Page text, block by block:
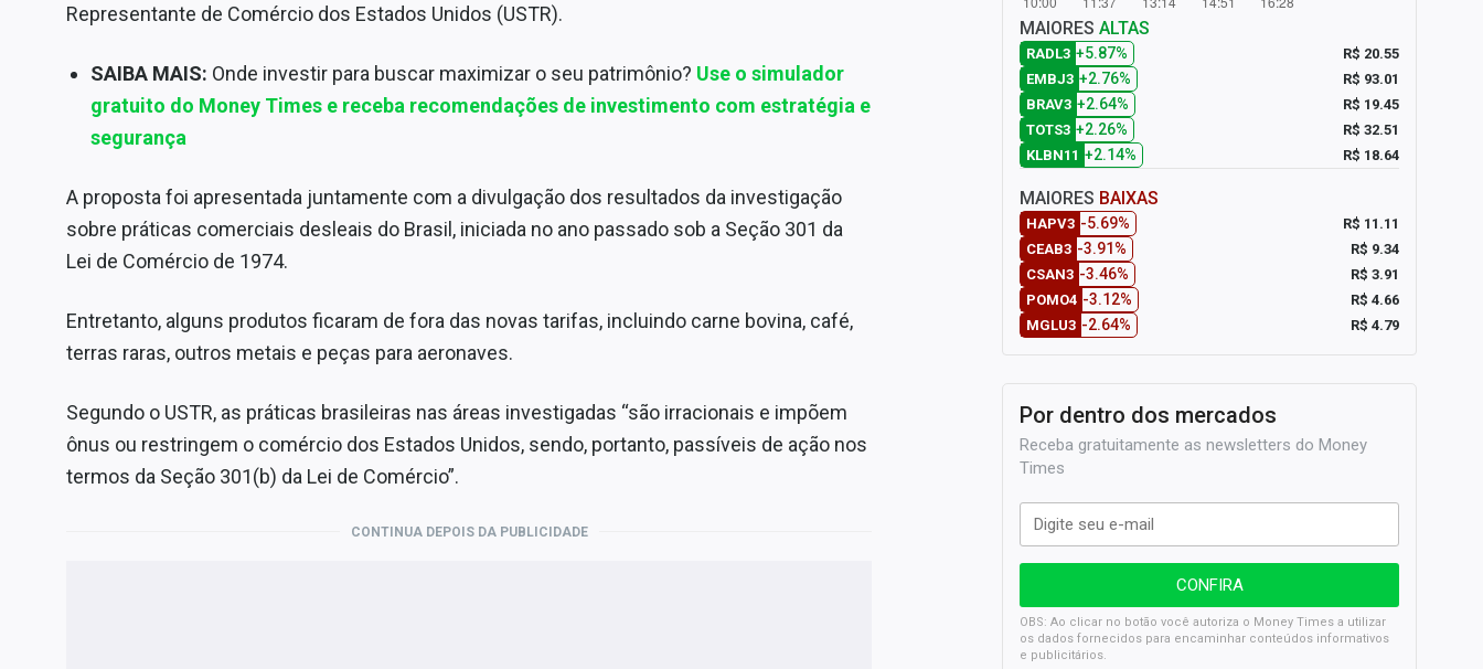
Representante de Comércio dos Estados Unidos (USTR).
SAIBA MAIS: Onde investir para buscar maximizar o seu patrimônio? Use o simulador
gratuito do Money Times e receba recomendações de investimento com estratégia e
segurança
A proposta foi apresentada juntamente com a divulgação dos resultados da investigação
sobre práticas comerciais desleais do Brasil, iniciada no ano passado sob a Seção 301 da
Lei de Comércio de 1974.
Entretanto, alguns produtos ficaram de fora das novas tarifas, incluindo carne bovina, café,
terras raras, outros metais e peças para aeronaves.
Segundo o USTR, as práticas brasileiras nas áreas investigadas “são irracionais e impõem
ônus ou restringem o comércio dos Estados Unidos, sendo, portanto, passíveis de ação nos
termos da Seção 301(b) da Lei de Comércio”.
CONTINUA DEPOIS DA PUBLICIDADE
MAIORES ALTAS
RADL3 +5.87%
R$ 20.55
EMBJ3 +2.76%
R$ 93.01
BRAV3 +2.64%
R$ 19.45
TOTS3 +2.26%
R$ 32.51
KLBN11 +2.14% R$ 18.64
MAIORES BAIXAS
HAPV3 -5.69%
R$ 11.11
CEAB3 -3.91%
R$ 9.34
CSAN3 -3.46%
R$ 3.91
POMO4 -3.12%
R$ 4.66
MGLU3 -2.64% R$ 4.79
Por dentro dos mercados
Receba gratuitamente as newsletters do Money
Times
OBS: Ao clicar no botão você autoriza o Money Times a utilizar
os dados fornecidos para encaminhar conteúdos informativos
e publicitários.